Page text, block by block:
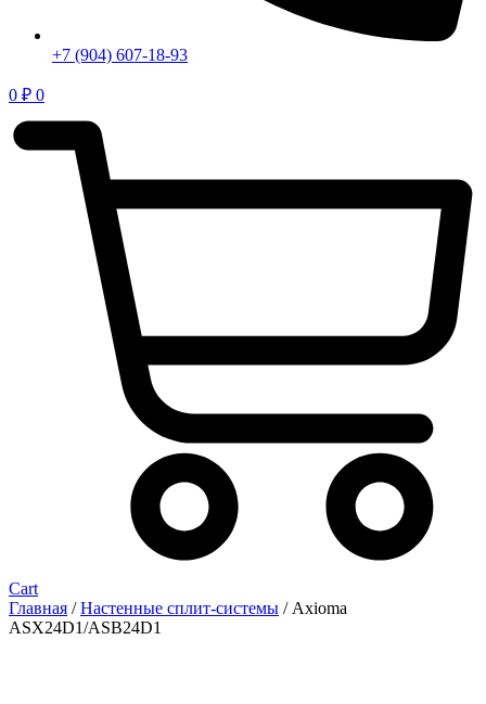
+7 (904) 607-18-93
0 ₽ 0
Cart
Главная /Настенные сплит-системы / Axioma
ASX24D1/ASB24D1